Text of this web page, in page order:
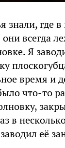
знали, где
всегда
Я
время и
что-то
в
её